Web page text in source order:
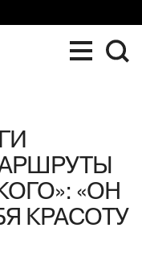
«ОН
КРАСОТУ